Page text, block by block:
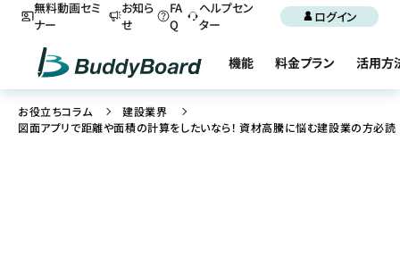
無料動画セミ
ナー
お知ら
せ
FA
Q
ヘルプセン
ター
ログイン
機能 料金プラン 活用方
お役立ちコラム
建設業界
図面アプリで距離や面積の計算をしたいなら！ 資材高騰に悩む建設業の方必読